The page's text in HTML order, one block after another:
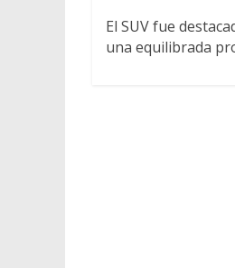
El SUV fue
una equilibrada